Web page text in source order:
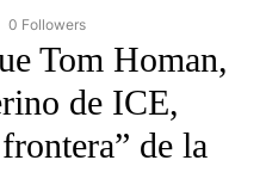
"CNN - SPANISH" TO RECEIVE
0 Followers
Tom Homan,
de ICE,
de la